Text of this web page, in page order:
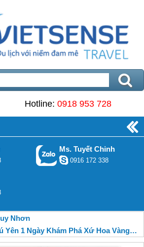
Hotline: 0918 953 728
Ms. Tuyết Chinh
0916 172 338
Nhơn
1 Ngày Khám Phá Xứ Hoa Vàng Cỏ Xanh